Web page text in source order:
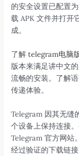
的安全设置已配置
载 APK 文件并打开
成。
了解telegram电脑
版本来满足讲中文
流畅的安装。了解
传递体验。
Telegram 因其无缝
个设备上保持连接
Telegram 官方网站
经过验证的下载链